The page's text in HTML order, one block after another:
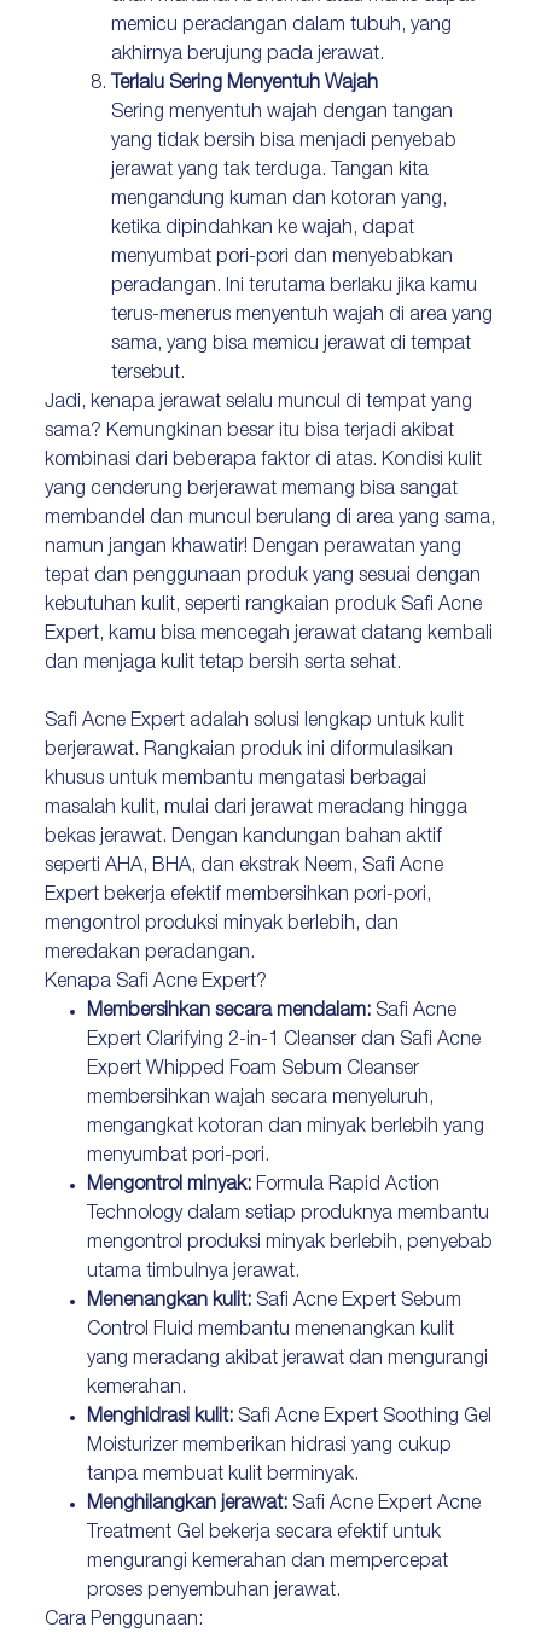
memicu peradangan dalam tubuh, yang
akhirnya berujung pada jerawat.
Terlalu Sering Menyentuh Wajah
Sering menyentuh wajah dengan tangan
yang tidak bersih bisa menjadi penyebab
jerawat yang tak terduga. Tangan kita
mengandung kuman dan kotoran yang,
ketika dipindahkan ke wajah, dapat
menyumbat pori-pori dan menyebabkan
peradangan. Ini terutama berlaku jika kamu
terus-menerus menyentuh wajah di area yang
sama, yang bisa memicu jerawat di tempat
tersebut.
Jadi, kenapa jerawat selalu muncul di tempat yang
sama? Kemungkinan besar itu bisa terjadi akibat
kombinasi dari beberapa faktor di atas. Kondisi kulit
yang cenderung berjerawat memang bisa sangat
membandel dan muncul berulang di area yang sama,
namun jangan khawatir! Dengan perawatan yang
tepat dan penggunaan produk yang sesuai dengan
kebutuhan kulit, seperti rangkaian produk Safi Acne
Expert, kamu bisa mencegah jerawat datang kembali
dan menjaga kulit tetap bersih serta sehat.
Safi Acne Expert adalah solusi lengkap untuk kulit
berjerawat. Rangkaian produk ini diformulasikan
khusus untuk membantu mengatasi berbagai
masalah kulit, mulai dari jerawat meradang hingga
bekas jerawat. Dengan kandungan bahan aktif
seperti AHA, BHA, dan ekstrak Neem, Safi Acne
Expert bekerja efektif membersihkan pori-pori,
mengontrol produksi minyak berlebih, dan
meredakan peradangan.
Kenapa Safi Acne Expert?
Membersihkan secara mendalam: Safi Acne
Expert Clarifying 2-in-1 Cleanser dan Safi Acne
Expert Whipped Foam Sebum Cleanser
membersihkan wajah secara menyeluruh,
mengangkat kotoran dan minyak berlebih yang
menyumbat pori-pori.
Mengontrol minyak: Formula Rapid Action
Technology dalam setiap produknya membantu
mengontrol produksi minyak berlebih, penyebab
utama timbulnya jerawat.
Menenangkan kulit: Safi Acne Expert Sebum
Control Fluid membantu menenangkan kulit
yang meradang akibat jerawat dan mengurangi
kemerahan.
Menghidrasi kulit: Safi Acne Expert Soothing Gel
Moisturizer memberikan hidrasi yang cukup
tanpa membuat kulit berminyak.
Menghilangkan jerawat: Safi Acne Expert Acne
Treatment Gel bekerja secara efektif untuk
mengurangi kemerahan dan mempercepat
proses penyembuhan jerawat.
Cara Penggunaan: